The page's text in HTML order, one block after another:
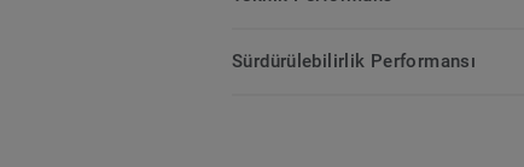
Sürdürülebilirlik Performansı